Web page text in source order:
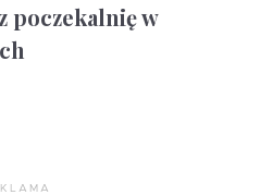
poczekalnię w